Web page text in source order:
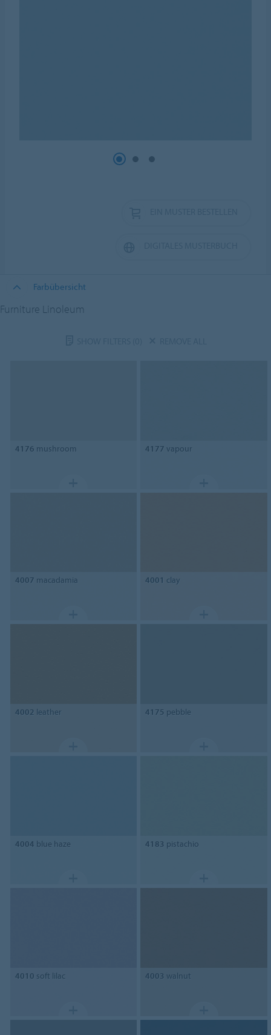
Farbübersicht
Furniture Linoleum
4176 mushroom 4177 vapour
4007 macadamia 4001 clay
4002 leather 4175 pebble
4004 blue haze 4183 pistachio
4010 soft lilac 4003 walnut